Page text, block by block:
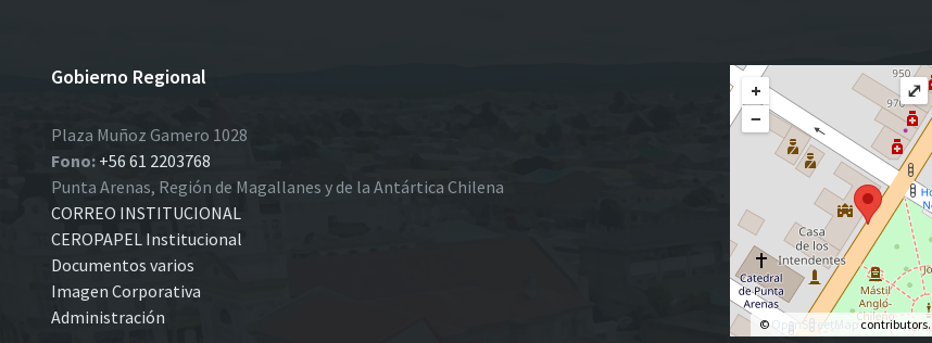
Gobierno Regional
Plaza Muñoz Gamero 1028
Fono: +56 61 2203768
Punta Arenas, Región de Magallanes y de la Antártica Chilena
CORREO INSTITUCIONAL
CEROPAPEL Institucional
Documentos varios
Imagen Corporativa
Administración
+
−
© OpenStreetMapcontributors.
⤢